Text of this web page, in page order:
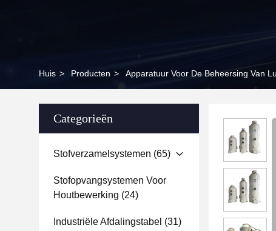
Huis > Producten > Apparatuur Voor De Beheersing Van
Categorieën
Stofverzamelsystemen (65)
Stofopvangsystemen Voor
Houtbewerking (24)
Industriële Afdalingstabel (31)